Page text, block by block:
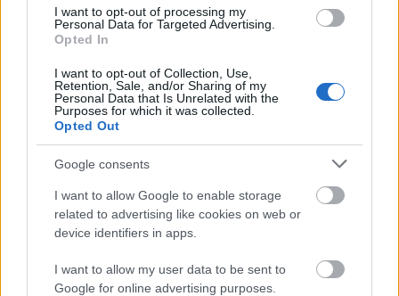
I want to opt-out of processing my
Personal Data for Targeted Advertising.
Opted In
I want to opt-out of Collection, Use,
Retention, Sale, and/or Sharing of my
Personal Data that Is Unrelated with the
Purposes for which it was collected.
Opted Out
Google consents
I want to allow Google to enable storage
related to advertising like cookies on web or
device identifiers in apps.
I want to allow my user data to be sent to
Google for online advertising purposes.
Οταν ερωτήθηκε το Σάββατο σχετικά με τον
υποψήφιο που προτιμά για την επανέναρξη του
διαλόγου με τους Ευρωπαίους, ο Πούτιν είπε ότι
«προσωπικά» θα προτιμούσε τον Γκέρχαρντ
Σρέντερ.
Ο 82χρονος πρώην καγκελάριος, με ισχυρά
οικονομικά συμφέροντα εκ της συνεργασίας του
με το Κρεμλίνο, έχει παραμείνει επί δύο δεκαετίες
πιστό στήριγμα του Πούτιν. Η άρνησή του να
καταδικάσει την ρωσική εισβολή προκάλεσε την
κατακραυγή του Σοσιαλδημοκρατικού Κόμματος